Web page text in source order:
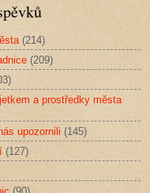
(214)
(209)
a prostředky města
upozornili (145)
(127)